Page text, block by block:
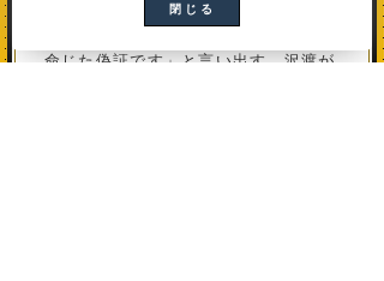
を降りる寸前、国島が「……と、今の
命じた偽証です」と言い出す。沢渡が
閉じる